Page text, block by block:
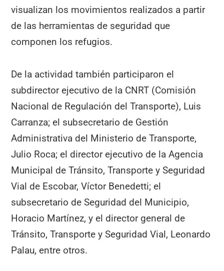
visualizan los movimientos realizados a partir
de las herramientas de seguridad que
componen los refugios.
De la actividad también participaron el
subdirector ejecutivo de la CNRT (Comisión
Nacional de Regulación del Transporte), Luis
Carranza; el subsecretario de Gestión
Administrativa del Ministerio de Transporte,
Julio Roca; el director ejecutivo de la Agencia
Municipal de Tránsito, Transporte y Seguridad
Vial de Escobar, Víctor Benedetti; el
subsecretario de Seguridad del Municipio,
Horacio Martínez, y el director general de
Tránsito, Transporte y Seguridad Vial, Leonardo
Palau, entre otros.